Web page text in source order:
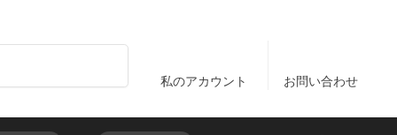
私のアカウント お問い合わせ